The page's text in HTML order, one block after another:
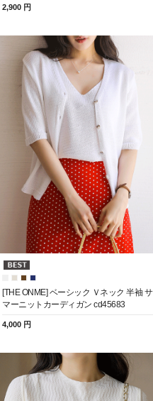
2,900 円
[THE ONME] ベーシック Ｖネック 半袖 サ
マーニットカーディガン cd45683
4,000 円